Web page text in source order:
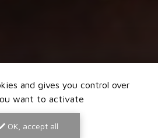
and gives you control over
want to activate
OK, accept all